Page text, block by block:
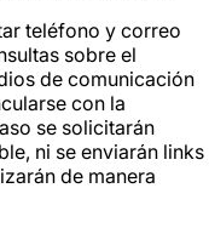
teléfono y correo
sobre el
de comunicación
con la
se solicitarán
ni se enviarán links
de manera